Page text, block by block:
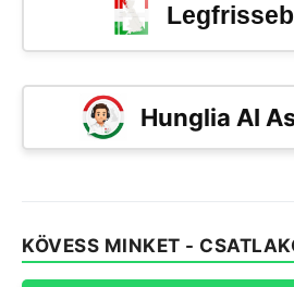
Hunglia AI
KÖVESS MINKET -